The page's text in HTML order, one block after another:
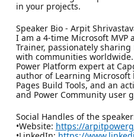
in your projects.
Speaker Bio - Arpit
I am a 4-time Microsoft MVP
Trainer, passionately
with communities
Power Platform expert at
author of Learning Microsoft
Pages Build Tools, and an
and Power Community user
Social Handles of the
•Website: https://